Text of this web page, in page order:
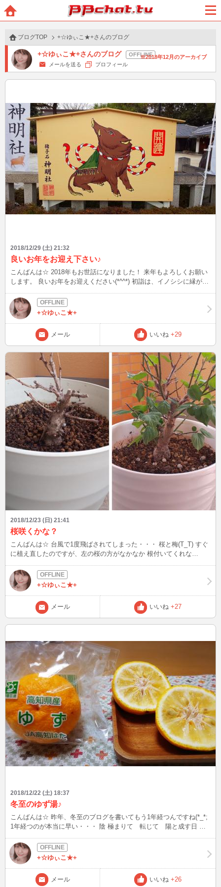
BBchatTV
ブログTOP +☆ゆぃこ★+さんのブログ
+☆ゆぃこ★+さんのブログ
2018年12月のアーカイブ
メールを送る
プロフィール
2018/12/29 (土) 21:32
良いお年をお迎え下さい♪
こんばんは☆ 2018年もお世話になりました！ 来年もよろしくお願い
します。 良いお年をお迎えください(*^^*) 初詣は、イノシシに縁があ
+☆ゆぃこ★+
メール いいね +29
2018/12/23 (日) 21:41
桜咲くかな？
こんばんは☆ 台風で1度飛ばされてしまった・・・ 桜と梅(T_T) すぐ
に植え直したのですが、左の桜の方がなかなか 根付いてくれな
+☆ゆぃこ★+
メール いいね +27
2018/12/22 (土) 18:37
冬至のゆず湯♪
こんばんは☆ 昨年、冬至のブログを書いてもう1年経つんですね(*_*;
1年経つのが本当に早い・・・ 陰 極まりて 転じて 陽と成す日 今
なほどどんどん寒くなっているのに不思議ですね。 陰 極まる 確
かに私は毎年この時期になるとなんとなく 気持ちが沈んでしまうん
ですよね・・・ はぁ～！明日からは陽に転じてどんどん良くなる！
と思って頑張るぞ～！ 今年もゆず湯の為のゆずとかぼちゃ料理をし
ようと 買い物に行ったのですが、かぼちゃが売り切れてしまってい
+☆ゆぃこ★+
メール いいね +26